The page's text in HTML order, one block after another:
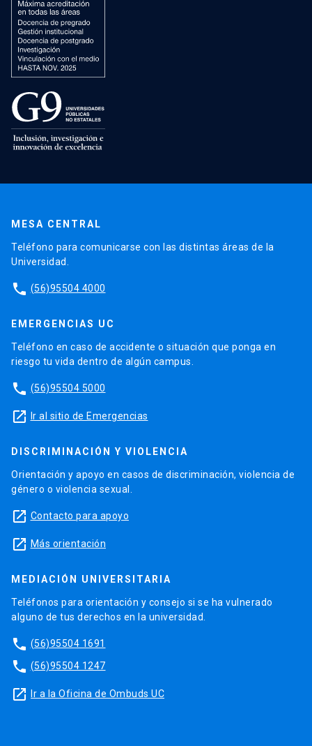
MESA CENTRAL
Teléfono para comunicarse con las distintas áreas de la
Universidad.
phone (56)95504 4000
EMERGENCIAS UC
Teléfono en caso de accidente o situación que ponga en
riesgo tu vida dentro de algún campus.
phone (56)95504 5000
launch Ir al sitio de Emergencias
DISCRIMINACIÓN Y VIOLENCIA
Orientación y apoyo en casos de discriminación, violencia de
género o violencia sexual.
launch Contacto para apoyo
launch Más orientación
MEDIACIÓN UNIVERSITARIA
Teléfonos para orientación y consejo si se ha vulnerado
alguno de tus derechos en la universidad.
phone (56)95504 1691
phone (56)95504 1247
launch Ir a la Oficina de Ombuds UC